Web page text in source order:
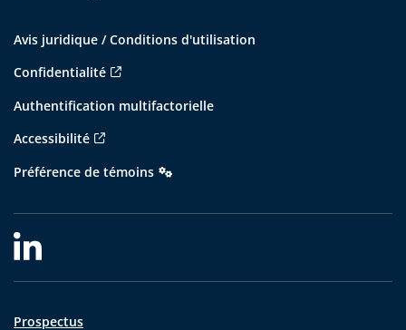
Avis juridique / Conditions d'utilisation
Confidentialité
Authentification multifactorielle
Accessibilité
Préférence de témoins
Prospectus